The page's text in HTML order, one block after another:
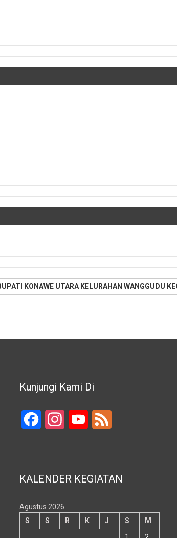
KONAWE UTARA KELURAHAN WANGGUDU
Kunjungi Kami Di
FacebookInstagramYouTube
KALENDER KEGIATAN
Agustus 2026
S
S R K J S
M